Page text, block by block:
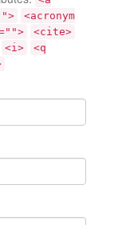
<acronym
<cite>
<i>
<q